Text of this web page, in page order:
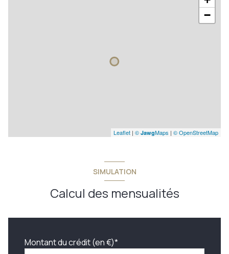
−
Leaflet | © JawgMaps | © OpenStreetMap
SIMULATION
Calcul des mensualités
Montant du crédit (en €)*